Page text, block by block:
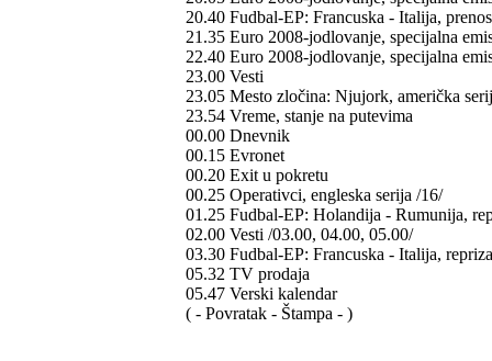
20.40 Fudbal-EP: Francuska - Italija, prenos
21.35 Euro 2008-jodlovanje, specijalna
22.40 Euro 2008-jodlovanje, specijalna
23.00 Vesti
23.05 Mesto zločina: Njujork, američka
23.54 Vreme, stanje na putevima
00.00 Dnevnik
00.15 Evronet
00.20 Exit u pokretu
00.25 Operativci, engleska serija /16/
01.25 Fudbal-EP: Holandija - Rumunija,
02.00 Vesti /03.00, 04.00, 05.00/
03.30 Fudbal-EP: Francuska - Italija, repriza
05.32 TV prodaja
05.47 Verski kalendar
( - Povratak - Štampa - )